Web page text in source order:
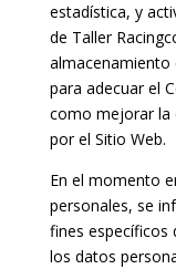
estadística, y
de Taller
almacenamiento
para adecuar el
como mejorar la
por el Sitio Web.
En el momento
personales, se
fines específicos
los datos